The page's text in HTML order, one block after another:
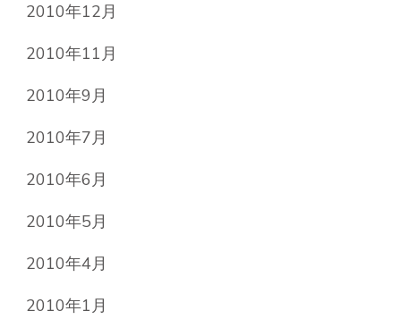
2010年12月
2010年11月
2010年9月
2010年7月
2010年6月
2010年5月
2010年4月
2010年1月